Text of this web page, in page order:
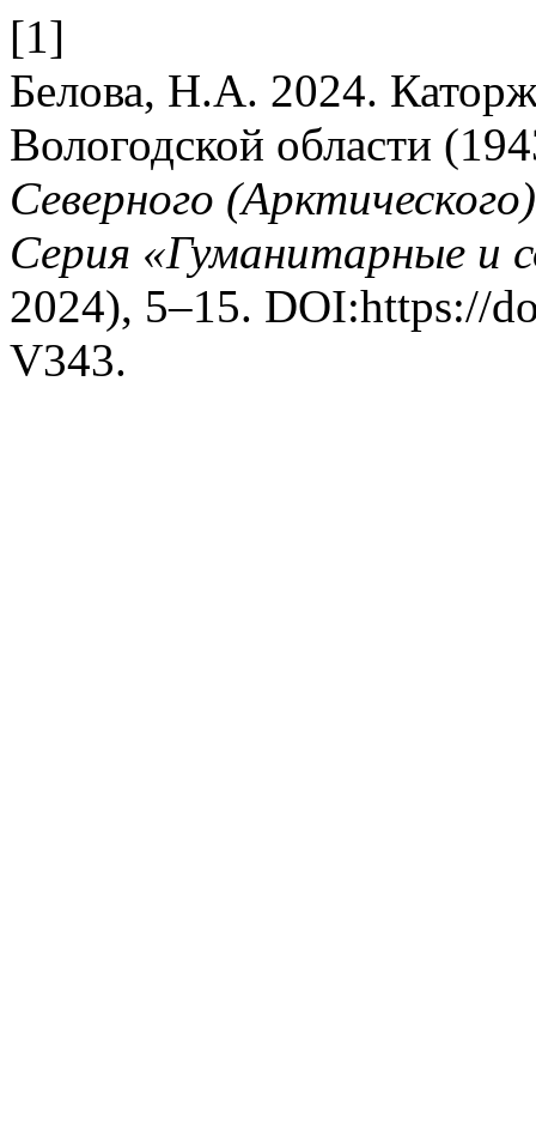
[1]
Белова, Н.А. 2024.
Вологодской области
Северного
Серия «Гуманитарные и
2024), 5–15. DOI:https://
V343.